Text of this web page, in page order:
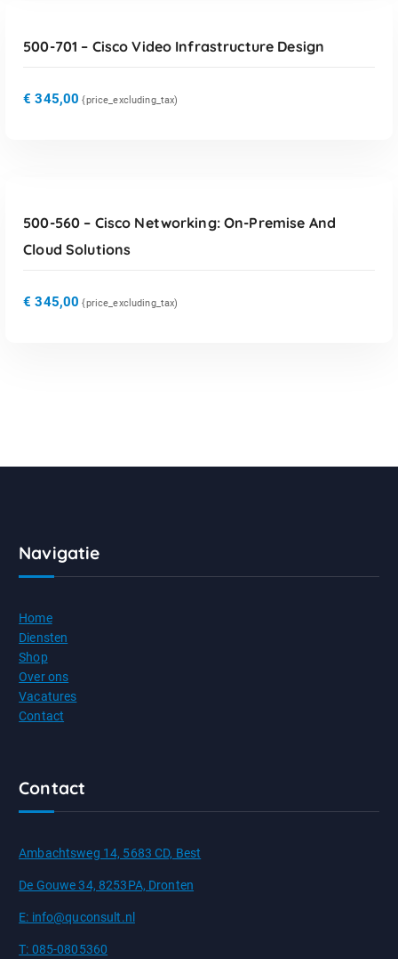
500-701 – Cisco Video Infrastructure Design
€ 345,00 {price_excluding_tax)
500-560 – Cisco Networking: On-Premise And
Cloud Solutions
€ 345,00 {price_excluding_tax)
Navigatie
Home
Diensten
Shop
Over ons
Vacatures
Contact
Contact
Ambachtsweg 14, 5683 CD, Best
De Gouwe 34, 8253PA, Dronten
E: info@quconsult.nl
T: 085-0805360